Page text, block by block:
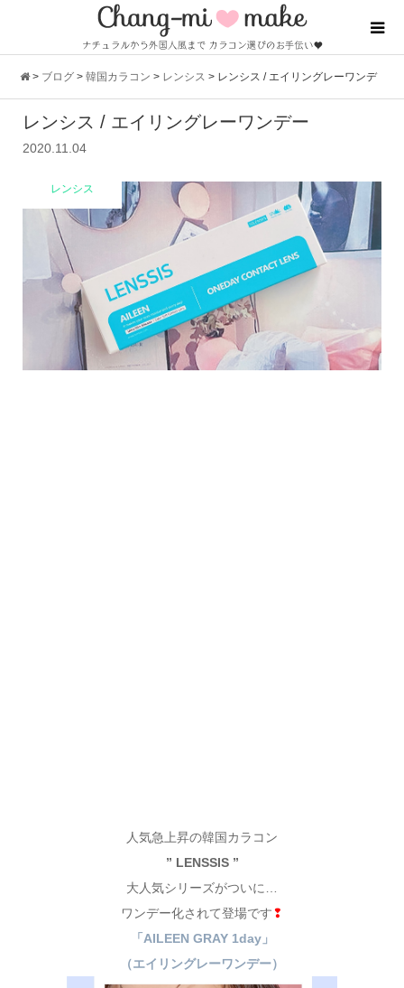
> ブログ >韓国カラコン > レンシス > レンシス / エイリングレーワンデ
ーレンシス / エイリングレーワンデー
2020.11.04
レンシス
人気急上昇の韓国カラコン
” LENSSIS ”
大人気シリーズがついに…
ワンデー化されて登場です❢
「AILEEN GRAY 1day」
（エイリングレーワンデー）